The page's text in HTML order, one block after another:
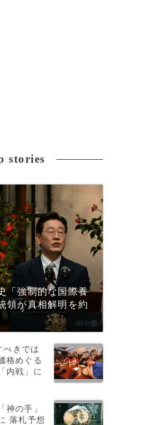
stories
「強制的な国際養
領が真相解明を約
べきでは
格めぐる
内戦」に
神の手」
落札予想